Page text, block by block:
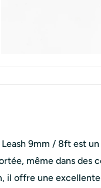
9mm / 8ft est
même dans des
il offre une